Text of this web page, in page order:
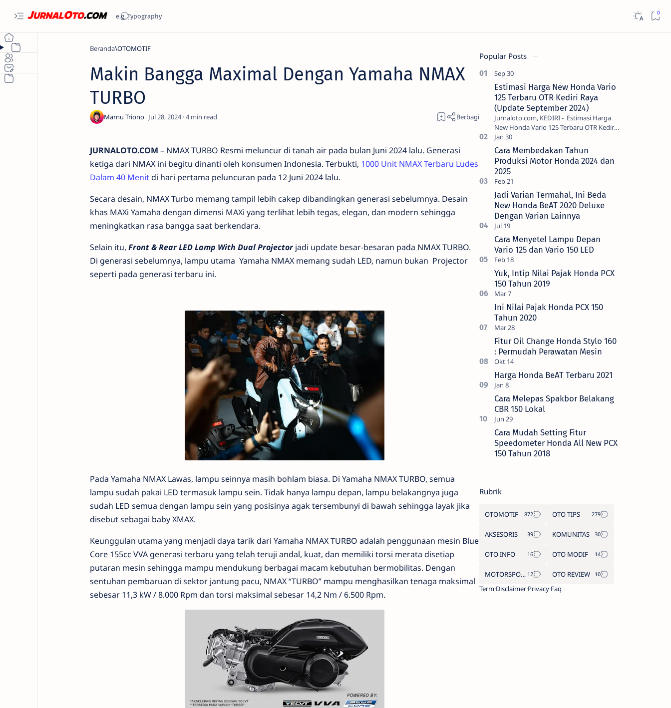
Beranda OTOMOTIF
Makin Bangga Maximal Dengan Yamaha NMAX
TURBO
4
JURNALOTO.COM – NMAX TURBO Resmi meluncur di tanah air pada bulan Juni 2024 lalu. Generasi
ketiga dari NMAX ini begitu dinanti oleh konsumen Indonesia. Terbukti, 1000 Unit NMAX Terbaru Ludes
Dalam 40 Menitdi hari pertama peluncuran pada 12 Juni 2024 lalu.
Secara desain, NMAX Turbo memang tampil lebih cakep dibandingkan generasi sebelumnya. Desain
khas MAXi Yamaha dengan dimensi MAXi yang terlihat lebih tegas, elegan, dan modern sehingga
meningkatkan rasa bangga saat berkendara.
Selain itu, Front & Rear LED Lamp With Dual Projectorjadi update besar-besaran pada NMAX TURBO.
Di generasi sebelumnya, lampu utama Yamaha NMAX memang sudah LED, namun bukan Projector
seperti pada generasi terbaru ini.
Pada Yamaha NMAX Lawas, lampu seinnya masih bohlam biasa. Di Yamaha NMAX TURBO, semua
lampu sudah pakai LED termasuk lampu sein. Tidak hanya lampu depan, lampu belakangnya juga
sudah LED semua dengan lampu sein yang posisinya agak tersembunyi di bawah sehingga layak jika
disebut sebagai baby XMAX.
Keunggulan utama yang menjadi daya tarik dari Yamaha NMAX TURBO adalah penggunaan mesin Blue
Core 155cc VVA generasi terbaru yang telah teruji andal, kuat, dan memiliki torsi merata disetiap
putaran mesin sehingga mampu mendukung berbagai macam kebutuhan bermobilitas. Dengan
sentuhan pembaruan di sektor jantung pacu, NMAX “TURBO” mampu menghasilkan tenaga maksimal
sebesar 11,3 kW / 8.000 Rpm dan torsi maksimal sebesar 14,2 Nm / 6.500 Rpm.
Popular Posts
Estimasi Harga New Honda Vario
125 Terbaru OTR Kediri Raya
(Update September 2024)
Jurnaloto.com, KEDIRI - Estimasi Harga
New Honda Vario 125 Terbaru OTR Kediri
Raya (Update September 2024) Brosis
sekalian, PT Astra Honda Motor (AH…
Cara Membedakan Tahun
Produksi Motor Honda 2024 dan
2025
Jadi Varian Termahal, Ini Beda
New Honda BeAT 2020 Deluxe
Dengan Varian Lainnya
Cara Menyetel Lampu Depan
Vario 125 dan Vario 150 LED
Yuk, Intip Nilai Pajak Honda PCX
150 Tahun 2019
Ini Nilai Pajak Honda PCX 150
Tahun 2020
Fitur Oil Change Honda Stylo 160
: Permudah Perawatan Mesin
Harga Honda BeAT Terbaru 2021
Cara Melepas Spakbor Belakang
CBR 150 Lokal
Cara Mudah Setting Fitur
Speedometer Honda All New PCX
150 Tahun 2018
Rubrik
OTOMOTIF OTO TIPS
AKSESORIS KOMUNITAS
OTO INFO OTO MODIF
MOTORSPORT
OTO REVIEW
TermDisclaimerPrivacyFaq